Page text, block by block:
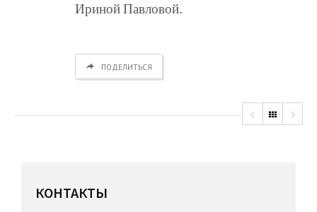
Ириной Павловой.
ПОДЕЛИТЬСЯ
КОНТАКТЫ